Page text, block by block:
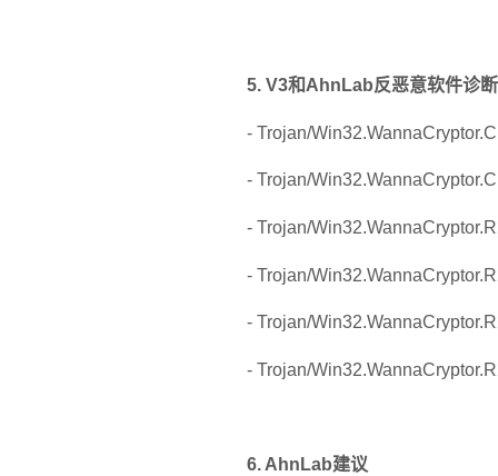
5. V3和AhnLab反恶意软件诊
- Trojan/
- Trojan/
- Trojan/
- Trojan/
- Trojan/
- Trojan/
6. AhnLab建议